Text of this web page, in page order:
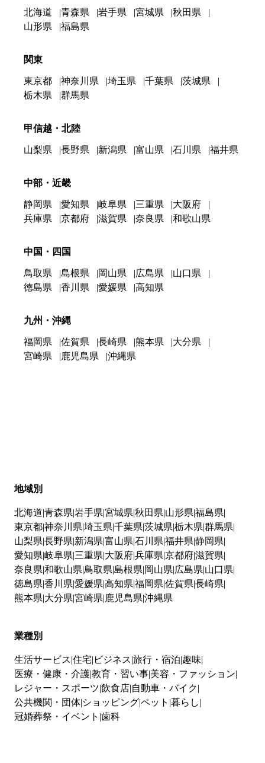
北海道 青森県 岩手県 宮城県
秋田県
山形県
福島県
関東
東京都 神奈川県 埼玉県 千葉県
茨城県
栃木県
群馬県
甲信越・北陸
山梨県 長野県 新潟県 富山県 石川県 福井県
中部・近畿
静岡県 愛知県 岐阜県 三重県
大阪府
兵庫県
京都府 滋賀県 奈良県 和歌山県
中国・四国
鳥取県 島根県 岡山県 広島県
山口県
徳島県
香川県 愛媛県 高知県
九州・沖縄
福岡県 佐賀県 長崎県 熊本県
大分県
宮崎県
鹿児島県 沖縄県
地域別
北海道 青森県 岩手県 宮城県 秋田県 山形県 福島県
東京都神奈川県 埼玉県 千葉県 茨城県 栃木県 群馬県
山梨県 長野県 新潟県 富山県 石川県 福井県 静岡県
愛知県 岐阜県 三重県 大阪府兵庫県 京都府滋賀県
奈良県 和歌山県 鳥取県 島根県 岡山県 広島県 山口県
徳島県 香川県 愛媛県 高知県 福岡県 佐賀県 長崎県
熊本県 大分県 宮崎県 鹿児島県 沖縄県
業種別
生活サービス 住宅 ビジネス 旅行・宿泊 趣味
医療・健康・介護教育・習い事 美容・ファッション
レジャー・スポーツ 飲食店 自動車・バイク
公共機関・団体 ショッピングペット 暮らし
冠婚葬祭・イベント 歯科